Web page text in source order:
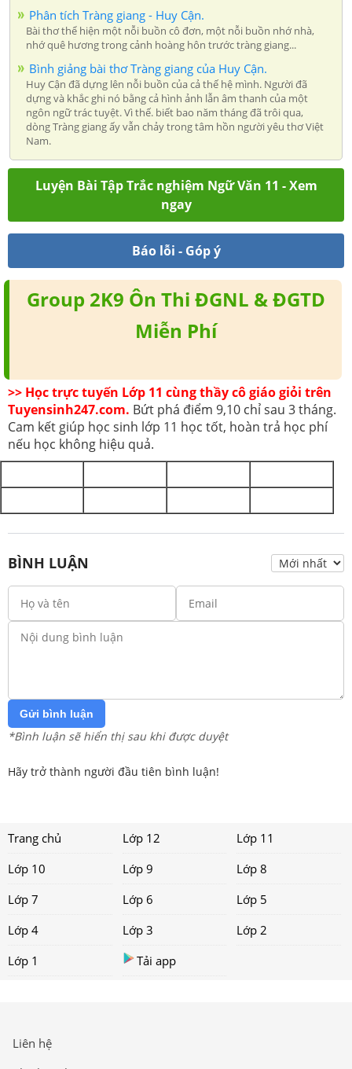
Phân tích Tràng giang - Huy Cận.
Bài thơ thể hiện một nỗi buồn cô đơn, một nỗi buồn nhớ nhà,
nhớ quê hương trong cảnh hoàng hôn trước tràng giang...
Bình giảng bài thơ Tràng giang của Huy Cận.
Huy Cận đã dựng lên nỗi buồn của cả thế hệ mình. Người đã
dựng và khắc ghi nó bằng cả hình ảnh lẫn âm thanh của một
ngôn ngữ trác tuyệt. Vì thế. biết bao năm tháng đã trôi qua,
dòng Tràng giang ấy vẫn chảy trong tâm hồn người yêu thơ Việt
Nam.
Luyện Bài Tập Trắc nghiệm Ngữ Văn 11 - Xem
ngay
Báo lỗi - Góp ý
Group 2K9 Ôn Thi ĐGNL & ĐGTD
Miễn Phí
>> Học trực tuyến Lớp 11 cùng thầy cô giáo giỏi trên
Tuyensinh247.com. Bứt phá điểm 9,10 chỉ sau 3 tháng.
Cam kết giúp học sinh lớp 11 học tốt, hoàn trả học phí
nếu học không hiệu quả.
BÌNH LUẬN
Gửi bình luận
*Bình luận sẽ hiển thị sau khi được duyệt
Hãy trở thành người đầu tiên bình luận!
Trang chủ Lớp 12
Lớp 11
Lớp 10
Lớp 9
Lớp 8
Lớp 7
Lớp 6
Lớp 5
Lớp 4
Lớp 3
Lớp 2
Lớp 1
Tải app
Liên hệ